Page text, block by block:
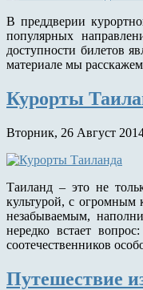
В преддверии
популярных
доступности билетов
материале мы
Курорты
Вторник, 26 Август
Таиланд – это не
культурой, с огромным
незабываемым,
нередко встает
соотечественников
Путешествие